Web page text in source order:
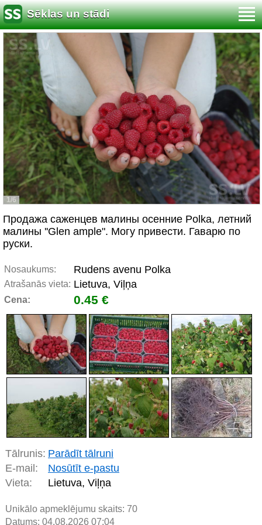
Sēklas un stādi
1/6
Продажа саженцев малины осенние Polka, летний
малины ''Glen ample". Могу привести. Гаварю по
руски.
Nosaukums: Rudens avenu Polka
Atrašanās vieta: Lietuva, Viļņa
Cena: 0.45 €
Tālrunis: Parādīt tālruni
E-mail:
Nosūtīt e-pastu
Vieta:
Lietuva, Viļņa
Unikālo apmeklējumu skaits: 70
Datums: 04.08.2026 07:04